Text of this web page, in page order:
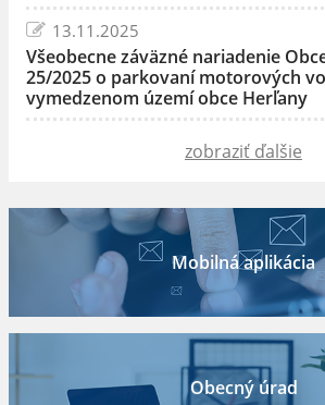
13.11.2025
Všeobecne záväzné nariadenie
25/2025 o parkovaní motorových
vymedzenom území obce Herľany
zobraziť ďalšie
Mobilná aplikácia
Obecný úrad